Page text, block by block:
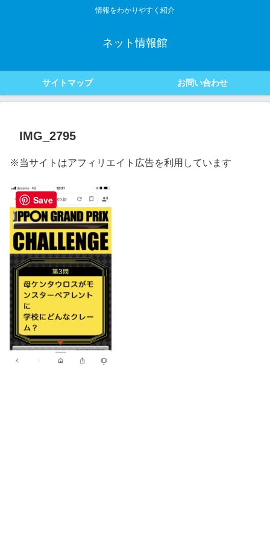
情報をわかりやすく紹介
ネット情報館
サイトマップ お問い合わせ
IMG_2795
※当サイトはアフィリエイト広告を利用しています
Save